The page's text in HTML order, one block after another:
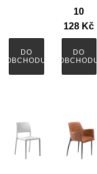
DO
OBCHODU
10
128 Kč
DO
OBCHODU